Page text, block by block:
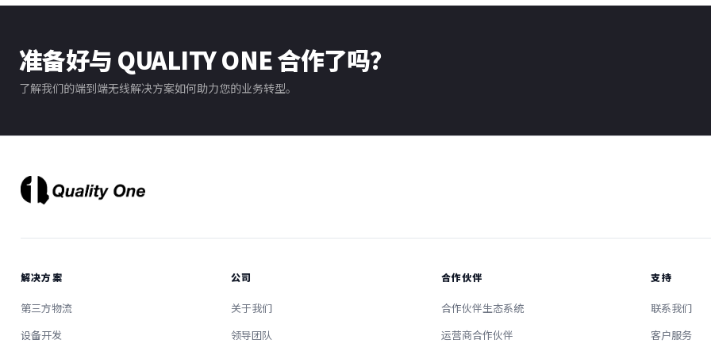
准备好与 QUALITY ONE 合作了吗？
了解我们的端到端无线解决方案如何助力您的业务转型。
解决方案
第三方物流
设备开发
公司
关于我们
领导团队
合作伙伴
合作伙伴生态系统
运营商合作伙伴
支持
联系我们
客户服务